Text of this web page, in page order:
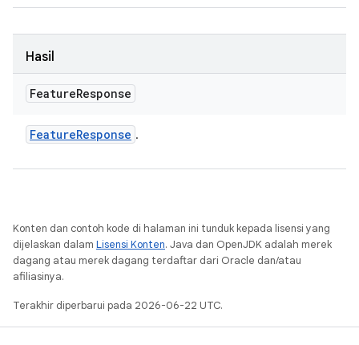
Hasil
FeatureResponse
FeatureResponse .
Konten dan contoh kode di halaman ini tunduk kepada lisensi yang
dijelaskan dalam Lisensi Konten. Java dan OpenJDK adalah merek
dagang atau merek dagang terdaftar dari Oracle dan/atau
afiliasinya.
Terakhir diperbarui pada 2026-06-22 UTC.